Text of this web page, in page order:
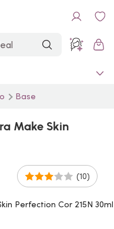
Base
Make Skin
(10)